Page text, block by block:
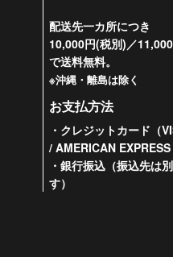
配送先一カ所につき
10,000円(税別)／
で送料無料。
※沖縄・離島は除く
お支払方法
・クレジットカード（
/ AMERICAN EXPRESS
・銀行振込（振込先は
す）